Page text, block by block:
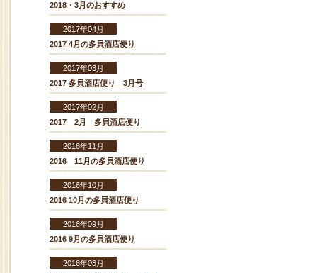
2018・3月のおすすめ
2017年04月
2017 4月の多貝酒店便り
2017年03月
2017 多貝酒店便り 3月号
2017年02月
2017 2月 多貝酒店便り
2016年11月
2016 11月の多貝酒店便り
2016年10月
2016 10月の多貝酒店便り
2016年09月
2016 9月の多貝酒店便り
2016年08月